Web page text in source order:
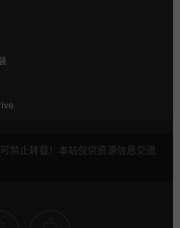
禁止转载！本站仅供资源信息交流